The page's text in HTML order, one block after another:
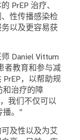
PrEP 治疗、
性传播感染检
以及更容易获
Daniel Vittum
者教育和参与减
，以帮助规
和治疗的障
我们不仅可以
。”
及性以及为艾